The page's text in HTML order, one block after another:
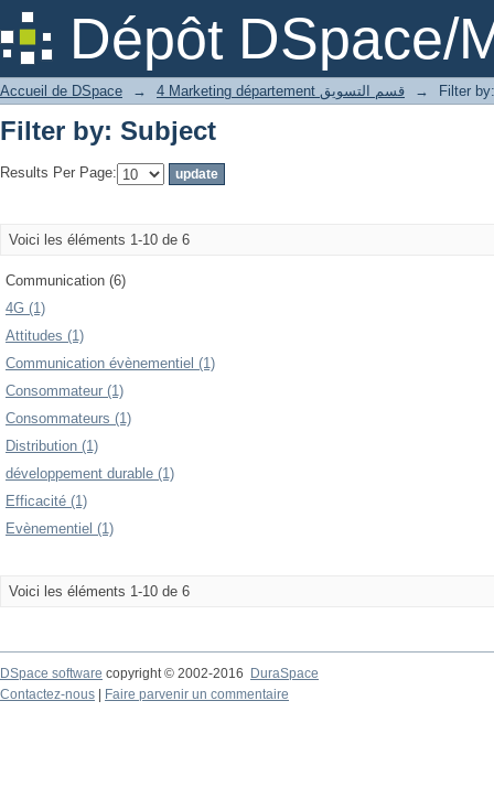
Dépôt DSpace/
Filter by: Subject
Accueil de DSpace → 4 Marketing département قسم التسويق → Filter
Filter by: Subject
Results Per Page:
Voici les éléments 1-10 de 6
Communication (6)
4G (1)
Attitudes (1)
Communication évènementiel (1)
Consommateur (1)
Consommateurs (1)
Distribution (1)
développement durable (1)
Efficacité (1)
Evènementiel (1)
Voici les éléments 1-10 de 6
DSpace software copyright © 2002-2016
DuraSpace
Contactez-nous
Faire parvenir un commentaire